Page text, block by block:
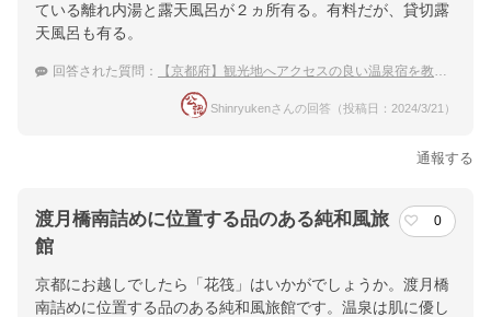
ている離れ内湯と露天風呂が２ヵ所有る。有料だが、貸切露
天風呂も有る。
回答された質問： 【京都府】観光地へアクセスの良い温泉宿を教えて！
Shinryukenさんの回答（投稿日：2024/3/21）
通報する
渡月橋南詰めに位置する品のある純和風旅
館
0
京都にお越しでしたら「花筏」はいかがでしょうか。渡月橋
南詰めに位置する品のある純和風旅館です。温泉は肌に優し